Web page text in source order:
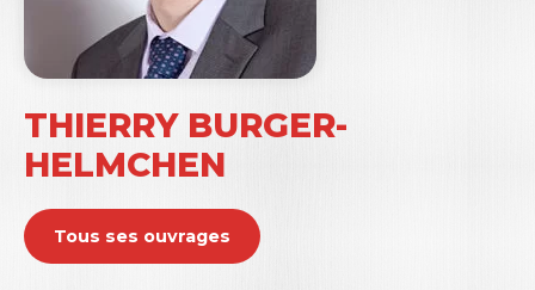
Etienne Wenger –
Pour une théorie sociale de
l’apprentissage. Communauté de pratique,
knowledgeability, Espace Social
Bart Nooteboom –Une théorie cognitive de la
firmepar Damien Talbot
Cornelius Castoriadis –
l’imaginaire : l’autonomie
et Bernard Ramanantsoa
THIERRY BURGER-
HELMCHEN
Tous ses ouvrages